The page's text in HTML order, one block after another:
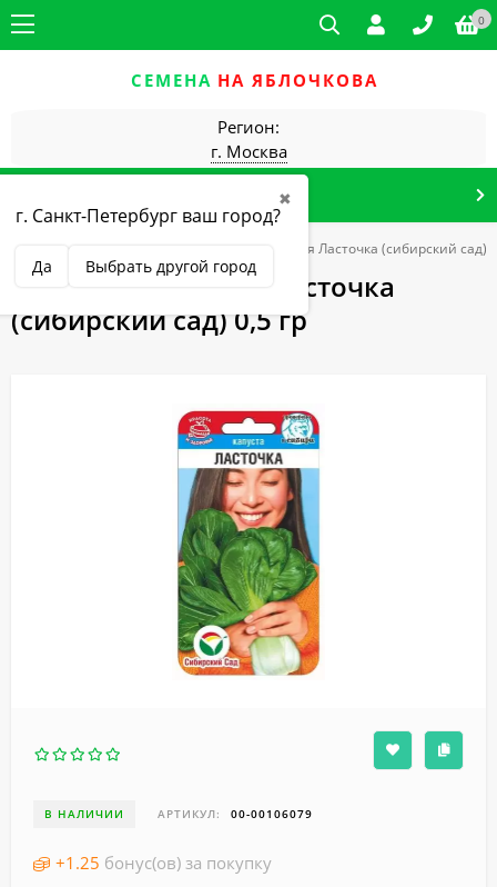
0
СЕМЕНА НА ЯБЛОЧКОВА
Регион:
г. Москва
✖
г. Санкт-Петербург ваш город?
Да Выбрать другой город
пекинская, листовая Капуста китайская Ласточка (сибирский сад)
Капуста китайская Ласточка
(сибирский сад) 0,5 гр
В НАЛИЧИИ АРТИКУЛ: 00-00106079
+1.25 бонус(ов) за покупку